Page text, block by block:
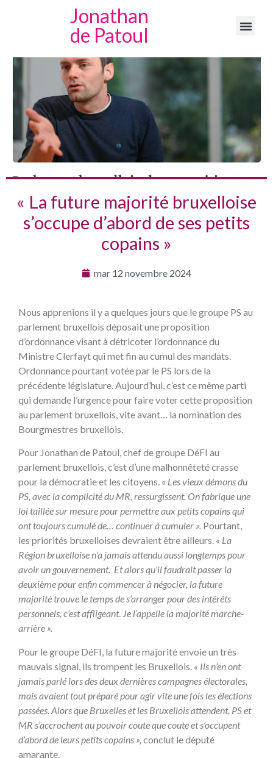
Jonathan
de Patoul
« La future majorité bruxelloise
s’occupe d’abord de ses petits
copains »
mar 12 novembre 2024
Nous apprenions il y a quelques jours que le groupe PS au
parlement bruxellois déposait une proposition
d’ordonnance visant à détricoter l’ordonnance du
Ministre Clerfayt qui met fin au cumul des mandats.
Ordonnance pourtant votée par le PS lors de la
précédente législature. Aujourd’hui, c’est ce même parti
qui demande l’urgence pour faire voter cette proposition
au parlement bruxellois, vite avant… la nomination des
Bourgmestres bruxellois.
Pour Jonathan de Patoul, chef de groupe DéFI au
parlement bruxellois, c’est d’une malhonnêteté crasse
pour la démocratie et les citoyens. « Les vieux démons du
PS, avec la complicité du MR, ressurgissent. On fabrique une
loi taillée sur mesure pour permettre aux petits copains qui
ont toujours cumulé de… continuer à cumuler ». Pourtant,
les priorités bruxelloises devraient être ailleurs. « La
Région bruxelloise n’a jamais attendu aussi longtemps pour
avoir un gouvernement. Et alors qu’il faudrait passer la
deuxième pour enfin commencer à négocier, la future
majorité trouve le temps de s’arranger pour des intérêts
personnels, c’est affligeant. Je l’appelle la majorité marche-
arrière ».
Pour le groupe DéFI, la future majorité envoie un très
mauvais signal, ils trompent les Bruxellois. « Ils n’en ont
jamais parlé lors des deux dernières campagnes électorales,
mais avaient tout préparé pour agir vite une fois les élections
passées. Alors que Bruxelles et les Bruxellois attendent, PS et
MR s’accrochent au pouvoir coute que coute et s’occupent
d’abord de leurs petits copains », conclut le député
amarante.